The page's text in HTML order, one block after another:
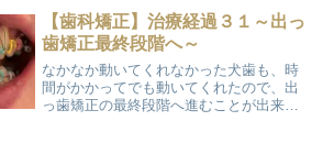
ても、何かトラブルがあったわけではな
いのでご安心くださ...
【歯科矯正】治療経過３１～出っ
歯矯正最終段階へ～
なかなか動いてくれなかった犬歯も、時
間がかかってでも動いてくれたので、出
っ歯矯正の最終段階へ進むことが出来ま